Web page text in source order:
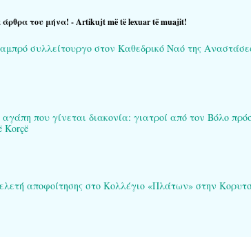
του μήνα! - Artikujt më të lexuar të muajit!
συλλείτουργο στον Καθεδρικό Ναό της
που γίνεται διακονία: γιατροί από τον Βόλο
Korçë
αποφοίτησης στο Κολλέγιο «Πλάτων» στην